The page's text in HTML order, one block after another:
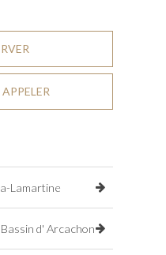
Lamartine
d' Arcachon